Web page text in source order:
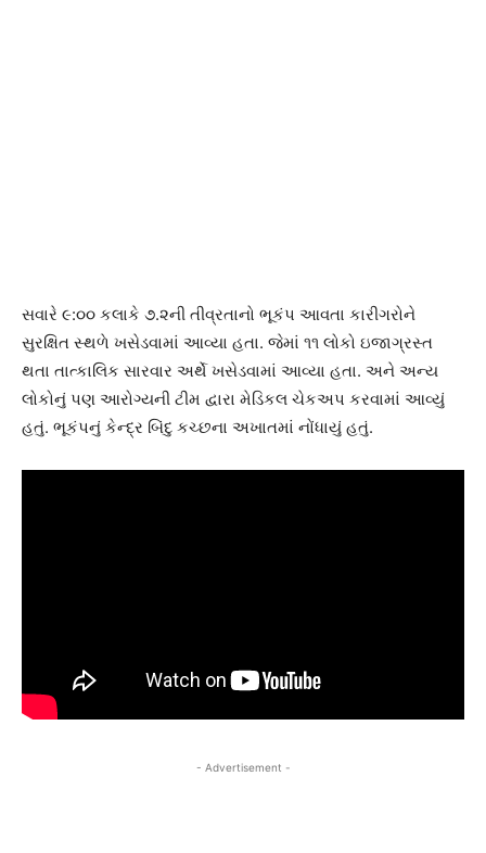
સવારે ૯:૦૦ કલાકે ૭.૨ની તીવ્રતાનો ભૂકંપ આવતા કારીગરોને
સુરક્ષિત સ્થળે ખસેડવામાં આવ્યા હતા. જેમાં ૧૧ લોકો ઇજાગ્રસ્ત
થતા તાત્કાલિક સારવાર અર્થે ખસેડવામાં આવ્યા હતા. અને અન્ય
લોકોનું પણ આરોગ્યની ટીમ દ્વારા મેડિકલ ચેકઅપ કરવામાં આવ્યું
હતું. ભૂકંપનું કેન્દ્ર બિંદુ કચ્છના અખાતમાં નોંધાયું હતું.
- Advertisement -